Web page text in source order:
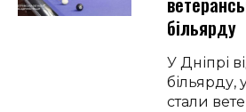
більярду
У Дніпрі
більярду,
стали